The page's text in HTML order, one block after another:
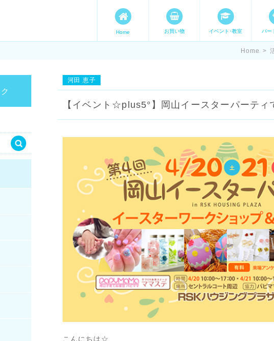
発信します。 手づくり表現ステージ
Home お買い物 イベント･教室 パー
Home >
河田 恵子
【イベント☆plus5°】岡山イースターパーティ
こんにちは☆